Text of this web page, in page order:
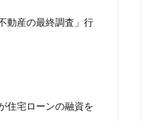
動産の最終調査」行
住宅ローンの融資を